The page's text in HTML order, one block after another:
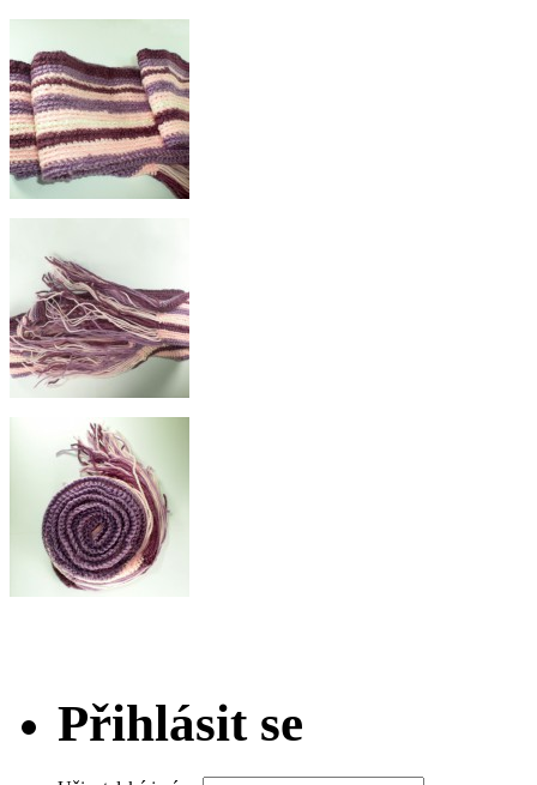
Přihlásit se